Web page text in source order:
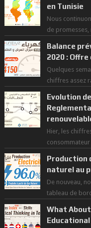
en Tunisie
Nous
de
Balance
2020 :
Quelques
chiffres assez
Evolution
Hier, les
Production
naturel au
De nouveau,
tableau de
What